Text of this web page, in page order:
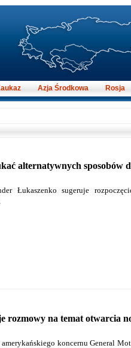
alternatywnych sposobów
Łukaszenko sugeruje
rozmowy na temat otwarcia
koncernu General
Azja Środkowa Rosja